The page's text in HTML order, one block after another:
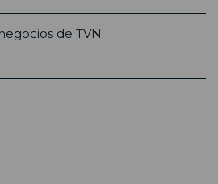
de TVN